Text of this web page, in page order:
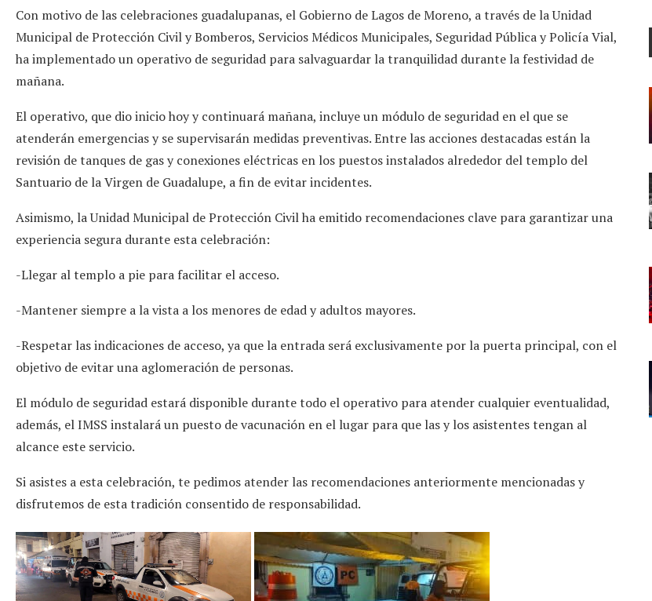
Con motivo de las celebraciones guadalupanas, el Gobierno de Lagos de Moreno, a través de la Unidad
Municipal de Protección Civil y Bomberos, Servicios Médicos Municipales, Seguridad Pública y Policía Vial,
ha implementado un operativo de seguridad para salvaguardar la tranquilidad durante la festividad de
mañana.
El operativo, que dio inicio hoy y continuará mañana, incluye un módulo de seguridad en el que se
atenderán emergencias y se supervisarán medidas preventivas. Entre las acciones destacadas están la
revisión de tanques de gas y conexiones eléctricas en los puestos instalados alrededor del templo del
Santuario de la Virgen de Guadalupe, a fin de evitar incidentes.
Asimismo, la Unidad Municipal de Protección Civil ha emitido recomendaciones clave para garantizar una
experiencia segura durante esta celebración:
-Llegar al templo a pie para facilitar el acceso.
-Mantener siempre a la vista a los menores de edad y adultos mayores.
-Respetar las indicaciones de acceso, ya que la entrada será exclusivamente por la puerta principal, con el
objetivo de evitar una aglomeración de personas.
El módulo de seguridad estará disponible durante todo el operativo para atender cualquier eventualidad,
además, el IMSS instalará un puesto de vacunación en el lugar para que las y los asistentes tengan al
alcance este servicio.
Si asistes a esta celebración, te pedimos atender las recomendaciones anteriormente mencionadas y
disfrutemos de esta tradición consentido de responsabilidad.